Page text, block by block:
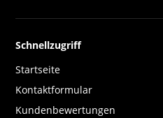
Schnellzugriff
Startseite
Kontaktformular
Kundenbewertungen